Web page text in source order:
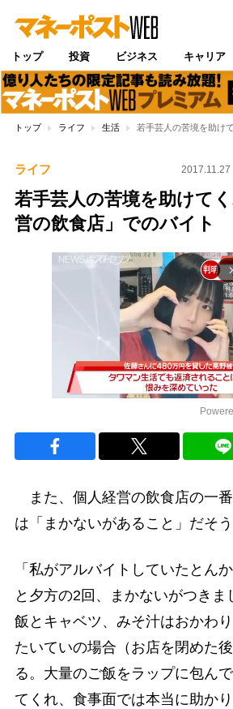
トップ 投資 ビジネス キャリア
トップ ライフ 生活 若手芸人の苦境を助け
ライフ
若手芸人の苦境を助けて
営の飲食店」でのバイト
arrow_forward_ios
また、個人経営の飲食店の一
は「まかないがあること」だそう
「私がアルバイトしていたとん
と夕方の2回、まかないがつきま
飯とキャベツ、みそ汁はおかわり
たいていの場合（お店を閉めた
る。大量のご飯をラップに包ん
てくれ、食事面では本当に助かり